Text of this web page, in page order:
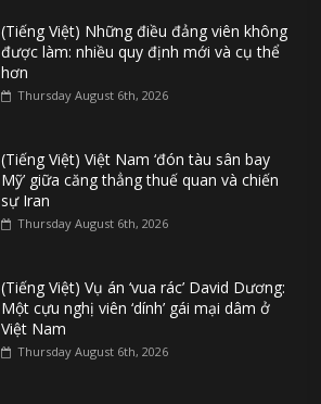
(Tiếng Việt) Những điều đảng viên không
được làm: nhiều quy định mới và cụ thể
hơn
Thursday August 6th, 2026
(Tiếng Việt) Việt Nam ‘đón tàu sân bay
Mỹ’ giữa căng thẳng thuế quan và chiến
sự Iran
Thursday August 6th, 2026
(Tiếng Việt) Vụ án ‘vua rác’ David Dương:
Một cựu nghị viên ‘dính’ gái mại dâm ở
Việt Nam
Thursday August 6th, 2026